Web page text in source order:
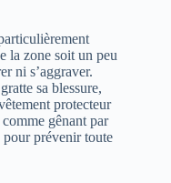
la zone soit un peu
ni s’aggraver.
sa blessure,
protecteur
gênant par
pour prévenir toute